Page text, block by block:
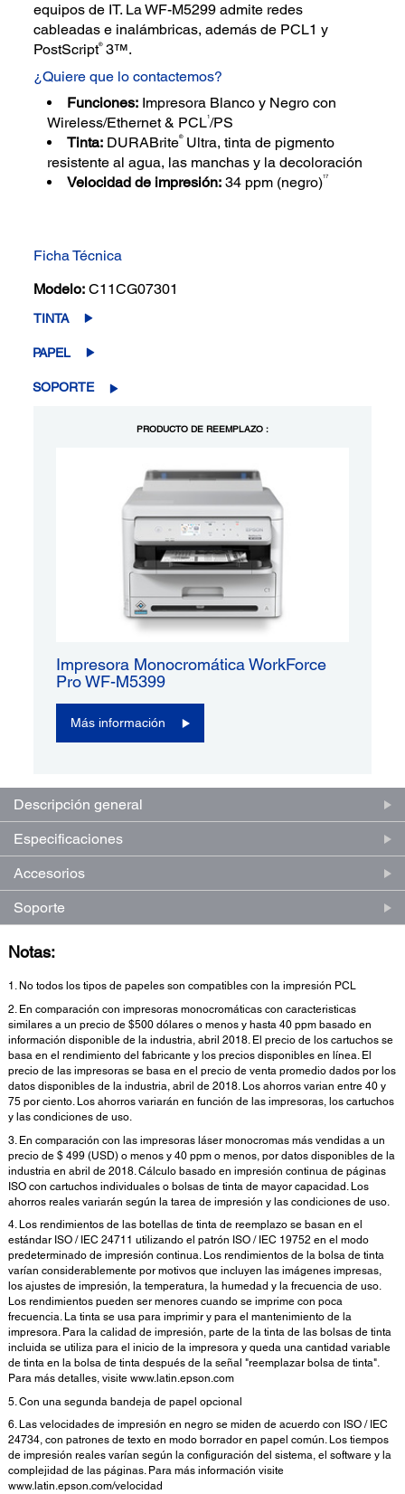
equipos de IT. La WF-M5299 admite redes
cableadas e inalámbricas, además de PCL1 y
PostScript®3™.
¿Quiere que lo contactemos?
Funciones: Impresora Blanco y Negro con
Wireless/Ethernet & PCL1/PS
Tinta: DURABrite®Ultra, tinta de pigmento
resistente al agua, las manchas y la decoloración
Velocidad de impresión: 34 ppm (negro)17
Ficha Técnica
Modelo: C11CG07301
TINTA
PAPEL
SOPORTE
PRODUCTO DE REEMPLAZO :
Impresora Monocromática WorkForce
Pro WF-M5399
Más información
Descripción general
Especificaciones
Accesorios
Soporte
Notas:
1. No todos los tipos de papeles son compatibles con la impresión PCL
2. En comparación con impresoras monocromáticas con caracteristicas
similares a un precio de $500 dólares o menos y hasta 40 ppm basado en
información disponible de la industria, abril 2018. El precio de los cartuchos se
basa en el rendimiento del fabricante y los precios disponibles en línea. El
precio de las impresoras se basa en el precio de venta promedio dados por los
datos disponibles de la industria, abril de 2018. Los ahorros varian entre 40 y
75 por ciento. Los ahorros variarán en función de las impresoras, los cartuchos
y las condiciones de uso.
3. En comparación con las impresoras láser monocromas más vendidas a un
precio de $ 499 (USD) o menos y 40 ppm o menos, por datos disponibles de la
industria en abril de 2018. Cálculo basado en impresión continua de páginas
ISO con cartuchos individuales o bolsas de tinta de mayor capacidad. Los
ahorros reales variarán según la tarea de impresión y las condiciones de uso.
4. Los rendimientos de las botellas de tinta de reemplazo se basan en el
estándar ISO / IEC 24711 utilizando el patrón ISO / IEC 19752 en el modo
predeterminado de impresión continua. Los rendimientos de la bolsa de tinta
varían considerablemente por motivos que incluyen las imágenes impresas,
los ajustes de impresión, la temperatura, la humedad y la frecuencia de uso.
Los rendimientos pueden ser menores cuando se imprime con poca
frecuencia. La tinta se usa para imprimir y para el mantenimiento de la
impresora. Para la calidad de impresión, parte de la tinta de las bolsas de tinta
incluida se utiliza para el inicio de la impresora y queda una cantidad variable
de tinta en la bolsa de tinta después de la señal "reemplazar bolsa de tinta".
Para más detalles, visite www.latin.epson.com
5. Con una segunda bandeja de papel opcional
6. Las velocidades de impresión en negro se miden de acuerdo con ISO / IEC
24734, con patrones de texto en modo borrador en papel común. Los tiempos
de impresión reales varían según la configuración del sistema, el software y la
complejidad de las páginas. Para más información visite
www.latin.epson.com/velocidad